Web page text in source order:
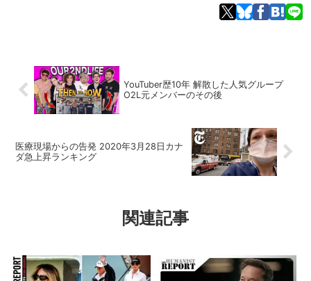
YouTuber歴10年 解散した人気グループ
O2L元メンバーのその後
医療現場からの告発 2020年3月28日カナ
ダ急上昇ランキング
関連記事